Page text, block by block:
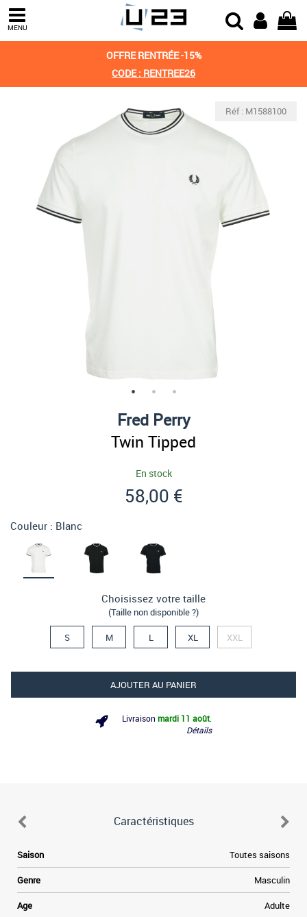
MENU
OFFRE RENTRÉE -15%
CODE : RENTREE26
Réf : M1588100
Fred Perry
Twin Tipped
En stock
58,00 €
Couleur : Blanc
Choisissez votre taille
(Taille non disponible ?)
S M L XL XXL
AJOUTER AU PANIER
Livraison mardi 11 août
Détails
Caractéristiques
Saison Toutes saisons
Genre Masculin
Age Adulte